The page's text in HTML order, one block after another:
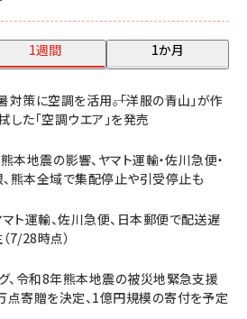
1週間 1か月
策に空調を活用――。「洋服の青山」が作
た「空調ウエア」を発売
本地震の影響、ヤマト運輸・佐川急便・
熊本全域で集配停止や引受停止も
マト運輸、佐川急便、日本郵便で配送遅
7/28時点）
グ、令和8年熊本地震の被災地緊急支援
点寄贈を決定、1億円規模の寄付を予定